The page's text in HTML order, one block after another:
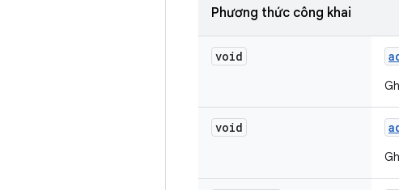
Phương thức công khai
void
void